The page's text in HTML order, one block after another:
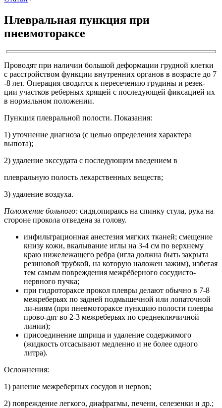
Плевральная пункция при
пневмотораксе
Проводят при наличии большой деформации грудной клетки
с расстройством функции внутренних органов в возрасте до 7
-8 лет. Операция сводится к пересечению грудины и резек-
ции участков реберных хрящей с последующей фиксацией их
в нормальном положении.
Пункция плевральной полости. Показания:
1) уточнение диагноза (с целью определения характера
выпота);
2) удаление экссудата с последующим введением в
плевральную полость лекарственных веществ;
3) удаление воздуха.
Положение больного: сидя,опираясь на спинку стула, рука на
стороне прокола отведена за голову.
инфильтрационная анестезия мягких тканей; смещение
книзу кожи, вкалывание иглы на 3-4 см по верхнему
краю нижележащего ребра (игла должна быть закрыта
резиновой трубкой, на которую наложен зажим), избегая
тем самым повреждения межрёберного сосудисто-
нервного пучка;
при гидротораксе прокол плевры делают обычно в 7-8
межреберьях по задней подмышечной или лопаточной
ли-ниям (при пневмотораксе пункцию полости плевры
прово-дят во 2-3 межреберьях по среднеключичной
линии);
присоединение шприца и удаление содержимого
(жидкость отсасывают медленно и не более одного
литра).
Осложнения:
1) ранение межреберных сосудов и нервов;
2) повреждение легкого, диафрагмы, печени, селезенки и др.;